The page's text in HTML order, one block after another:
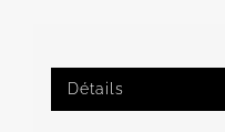
Détails